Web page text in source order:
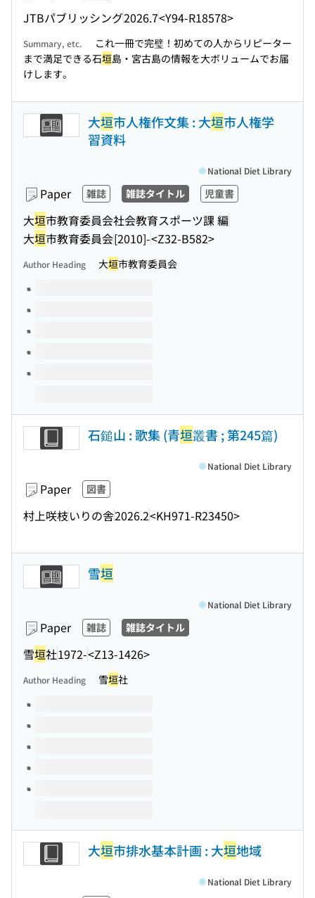
JTBパブリッシング2026.7<Y94-R18578>
Summary, etc.
これ一冊で完璧！初めての人からリピーター
まで満足できる石垣島・宮古島の情報を大ボリュームでお届
けします。
大垣市人権作文集 : 大垣市人権学
習資料
Paper 雑誌 雑誌タイトル 児童書
大垣市教育委員会社会教育スポーツ課 編
大垣市教育委員会[2010]-<Z32-B582>
National Diet Library
Author Heading 大垣市教育委員会
Volumes of this title
石鎚山 : 歌集 (青垣叢書 ; 第245篇)
Paper 図書
村上咲枝いりの舎2026.2<KH971-R23450>
National Diet Library
雪垣
Paper 雑誌 雑誌タイトル
雪垣社1972-<Z13-1426>
National Diet Library
Author Heading 雪垣社
Volumes of this title
大垣市排水基本計画 : 大垣地域
National Diet Library